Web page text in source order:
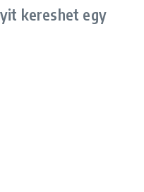
kereshet egy